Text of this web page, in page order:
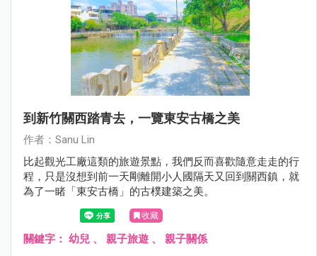
到新竹關西踏青去，一覽東安古橋之美
作者：Sanu Lin
比起觀光工廠這類的旅遊景點，我們反而喜歡隨意走走的行
程，只是沒想到前一天剛離開小人國隔天又回到關西鎮，就
為了一睹「東安古橋」的古樸建築之美。
收藏
關鍵字： 幼兒 、 親子旅遊 、 親子關係